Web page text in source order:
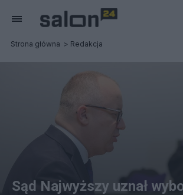
Strona główna Redakcja
Sąd Najwyższy uznał